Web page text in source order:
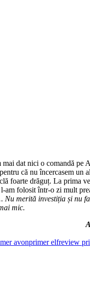
dat nici o comandă pe
că nu încercasem un
foarte drăguț. La prima
am folosit într-o zi mult
Nu merită investiția și nu
mic.
avonprimer elfreview